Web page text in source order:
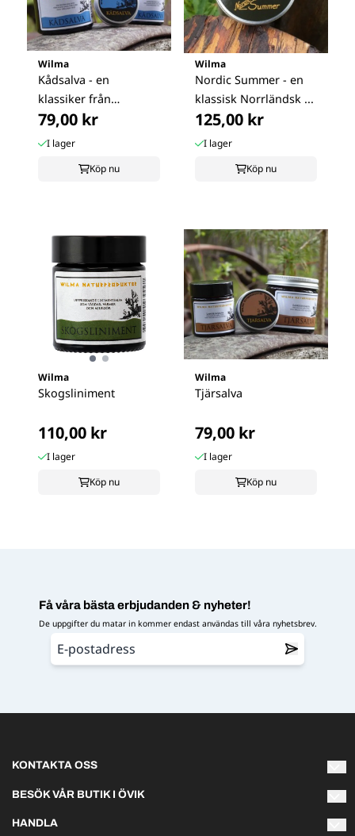
Wilma
Kådsalva - en
klassiker från
skogarna i norr
79,00 kr
I lager
Köp nu
Wilma
Nordic Summer - en
klassisk Norrländsk ...
125,00 kr
I lager
Köp nu
Wilma
Skogsliniment
110,00 kr
I lager
Köp nu
Wilma
Tjärsalva
79,00 kr
I lager
Köp nu
Få våra bästa erbjudanden & nyheter!
De uppgifter du matar in kommer endast användas till våra nyhetsbrev.
KONTAKTA OSS
Varmt välkommen att kontakta oss om du har några frågor!
info@naturliganorrland.se
BESÖK VÅR BUTIK I ÖVIK
HANDLA